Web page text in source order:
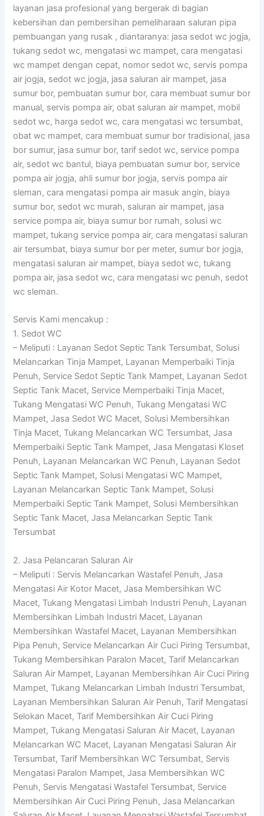
layanan jasa profesional yang bergerak di bagian
kebersihan dan pembersihan pemeliharaan saluran pipa
pembuangan yang rusak , diantaranya: jasa sedot wc jogja,
tukang sedot wc, mengatasi wc mampet, cara mengatasi
wc mampet dengan cepat, nomor sedot wc, servis pompa
air jogja, sedot wc jogja, jasa saluran air mampet, jasa
sumur bor, pembuatan sumur bor, cara membuat sumur bor
manual, servis pompa air, obat saluran air mampet, mobil
sedot wc, harga sedot wc, cara mengatasi wc tersumbat,
obat wc mampet, cara membuat sumur bor tradisional, jasa
bor sumur, jasa sumur bor, tarif sedot wc, service pompa
air, sedot wc bantul, biaya pembuatan sumur bor, service
pompa air jogja, ahli sumur bor jogja, servis pompa air
sleman, cara mengatasi pompa air masuk angin, biaya
sumur bor, sedot wc murah, saluran air mampet, jasa
service pompa air, biaya sumur bor rumah, solusi wc
mampet, tukang service pompa air, cara mengatasi saluran
air tersumbat, biaya sumur bor per meter, sumur bor jogja,
mengatasi saluran air mampet, biaya sedot wc, tukang
pompa air, jasa sedot wc, cara mengatasi wc penuh, sedot
wc sleman.
Servis Kami mencakup :
1. Sedot WC
– Meliputi : Layanan Sedot Septic Tank Tersumbat, Solusi
Melancarkan Tinja Mampet, Layanan Memperbaiki Tinja
Penuh, Service Sedot Septic Tank Mampet, Layanan Sedot
Septic Tank Macet, Service Memperbaiki Tinja Macet,
Tukang Mengatasi WC Penuh, Tukang Mengatasi WC
Mampet, Jasa Sedot WC Macet, Solusi Membersihkan
Tinja Macet, Tukang Melancarkan WC Tersumbat, Jasa
Memperbaiki Septic Tank Mampet, Jasa Mengatasi Kloset
Penuh, Layanan Melancarkan WC Penuh, Layanan Sedot
Septic Tank Mampet, Solusi Mengatasi WC Mampet,
Layanan Melancarkan Septic Tank Mampet, Solusi
Memperbaiki Septic Tank Mampet, Solusi Membersihkan
Septic Tank Macet, Jasa Melancarkan Septic Tank
Tersumbat
2. Jasa Pelancaran Saluran Air
– Meliputi : Servis Melancarkan Wastafel Penuh, Jasa
Mengatasi Air Kotor Macet, Jasa Membersihkan WC
Macet, Tukang Mengatasi Limbah Industri Penuh, Layanan
Membersihkan Limbah Industri Macet, Layanan
Membersihkan Wastafel Macet, Layanan Membersihkan
Pipa Penuh, Service Melancarkan Air Cuci Piring Tersumbat,
Tukang Membersihkan Paralon Macet, Tarif Melancarkan
Saluran Air Mampet, Layanan Membersihkan Air Cuci Piring
Mampet, Tukang Melancarkan Limbah Industri Tersumbat,
Layanan Membersihkan Saluran Air Penuh, Tarif Mengatasi
Selokan Macet, Tarif Membersihkan Air Cuci Piring
Mampet, Tukang Mengatasi Saluran Air Macet, Layanan
Melancarkan WC Macet, Layanan Mengatasi Saluran Air
Tersumbat, Tarif Membersihkan WC Tersumbat, Servis
Mengatasi Paralon Mampet, Jasa Membersihkan WC
Penuh, Servis Mengatasi Wastafel Tersumbat, Service
Membersihkan Air Cuci Piring Penuh, Jasa Melancarkan